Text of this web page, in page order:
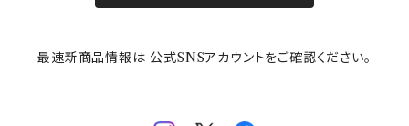
mofusand（モフサンド）
mofsand×日比谷花壇
HANAE MORI(ハナエモリ)
THE BEATLES(ザ・ビートルズ)
隅切り重箱
メイメイウェア
SoSo(ソソ）
最速新商品情報は 公式SNSアカウントをご確認ください。